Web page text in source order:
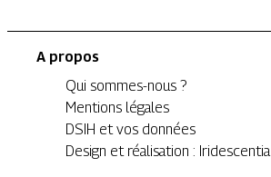
A propos
Qui sommes-nous ?
Mentions légales
DSIH et vos données
Design et réalisation : Iridescentia